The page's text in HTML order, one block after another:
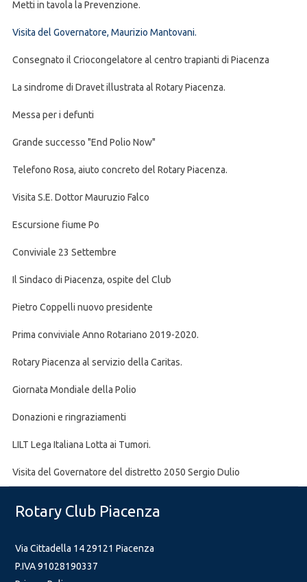
Metti in tavola la Prevenzione.
Visita del Governatore, Maurizio Mantovani.
Consegnato il Criocongelatore al centro trapianti di Piacenza
La sindrome di Dravet illustrata al Rotary Piacenza.
Messa per i defunti
Grande successo "End Polio Now"
Telefono Rosa, aiuto concreto del Rotary Piacenza.
Visita S.E. Dottor Mauruzio Falco
Escursione fiume Po
Conviviale 23 Settembre
Il Sindaco di Piacenza, ospite del Club
Pietro Coppelli nuovo presidente
Prima conviviale Anno Rotariano 2019-2020.
Rotary Piacenza al servizio della Caritas.
Giornata Mondiale della Polio
Donazioni e ringraziamenti
LILT Lega Italiana Lotta ai Tumori.
Visita del Governatore del distretto 2050 Sergio Dulio
Rotary Club Piacenza
Via Cittadella 14 29121 Piacenza
P.IVA 91028190337